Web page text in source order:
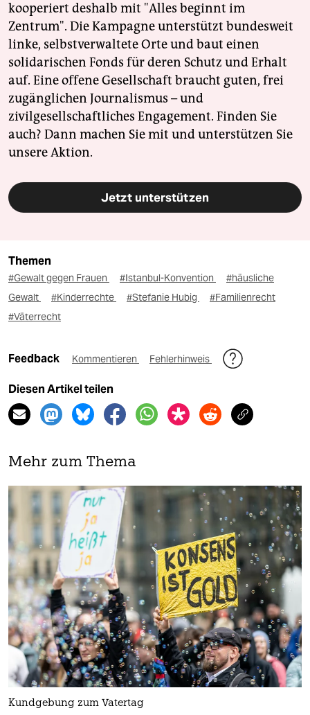
kooperiert deshalb mit "Alles beginnt im
Zentrum". Die Kampagne unterstützt bundesweit
linke, selbstverwaltete Orte und baut einen
solidarischen Fonds für deren Schutz und Erhalt
auf. Eine offene Gesellschaft braucht guten, frei
zugänglichen Journalismus – und
zivilgesellschaftliches Engagement. Finden Sie
auch? Dann machen Sie mit und unterstützen Sie
unsere Aktion.
Jetzt unterstützen
Themen
#Gewalt gegen Frauen #Istanbul-Konvention
#häusliche
Gewalt
#Kinderrechte #Stefanie Hubig
#Familienrecht
#Väterrecht
Feedback Kommentieren Fehlerhinweis
Diesen Artikel teilen
Mehr zum Thema
Kundgebung zum Vatertag